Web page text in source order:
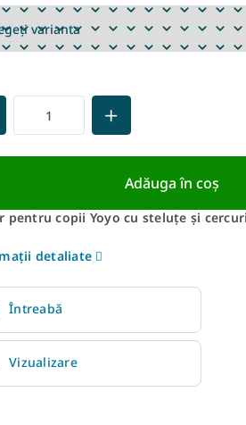
Adăuga în coş
pentru copii Yoyo cu steluțe și
detaliate
Întreabă
Vizualizare